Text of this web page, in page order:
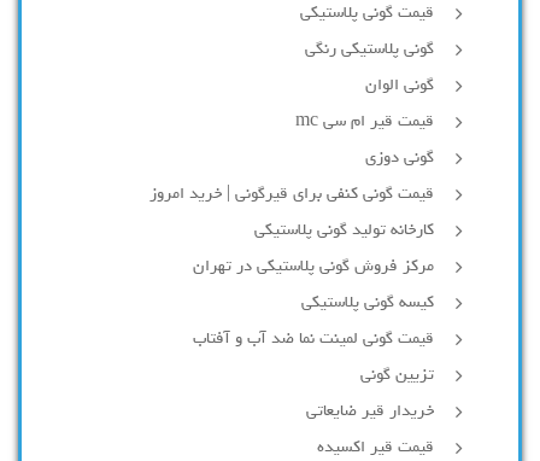
قیمت گونی پلاستیکی
گونی پلاستیکی رنگی
گونی الوان
قیمت قیر ام سی mc
گونی دوزی
قیمت گونی کنفی برای قیرگونی | خرید امروز
کارخانه تولید گونی پلاستیکی
مرکز فروش گونی پلاستیکی در تهران
کیسه گونی پلاستیکی
قیمت گونی لمینت نما ضد آب و آفتاب
تزیین گونی
خریدار قیر ضایعاتی
قیمت قیر اکسیده